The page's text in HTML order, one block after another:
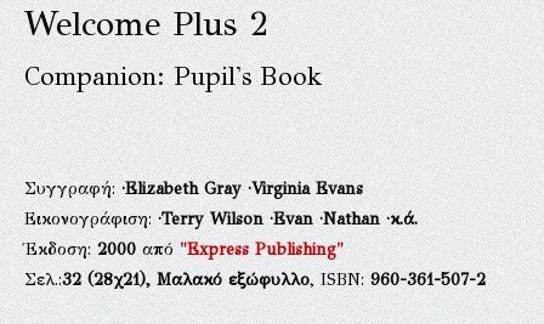
Welcome Plus 2
Companion: Pupil's Book
Συγγραφή:·Elizabeth Gray·Virginia Evans
Εικονογράφιση:·Terry Wilson·Evan·Nathan·κ.ά.
Έκδοση:2000από"Express Publishing"
Σελ.:32(28χ21), Μαλακό εξώφυλλο, ISBN:960-361-507-2